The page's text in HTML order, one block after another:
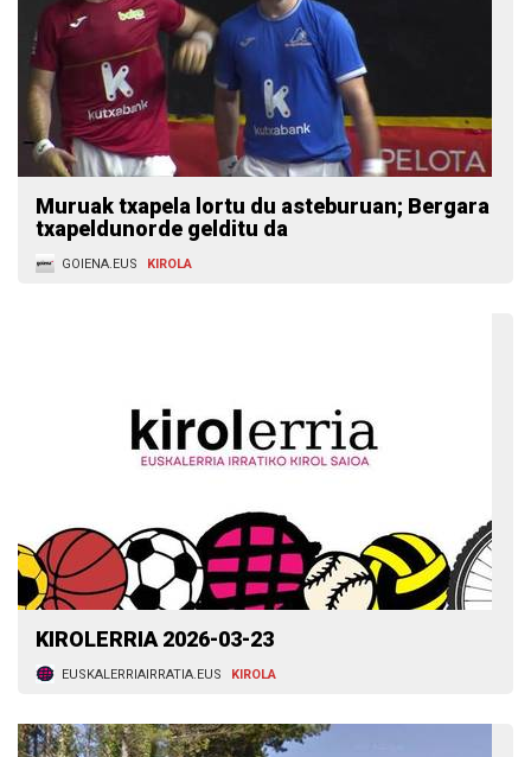
Muruak txapela lortu du asteburuan; Bergara
txapeldunorde gelditu da
GOIENA.EUS KIROLA
KIROLERRIA 2026-03-23
EUSKALERRIAIRRATIA.EUS KIROLA